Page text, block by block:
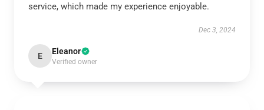
service, which made my experience enjoyable.
Dec 3, 2024
E Eleanor
Verified owner